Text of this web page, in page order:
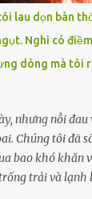
bài viết của
nên đã chủ
cá nhân. Chu
Đơn vị cung...
lau dọn bàn
Nghi có
dòng mà tôi
nhưng nỗi
Chúng tôi đã
bao khó khăn
trải và lạnh